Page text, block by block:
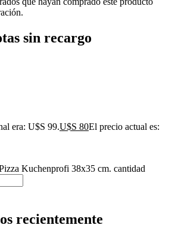
sin recargo
era: U$S 99.U$S 80El precio actual es:
Kuchenprofi 38x35 cm. cantidad
recientemente